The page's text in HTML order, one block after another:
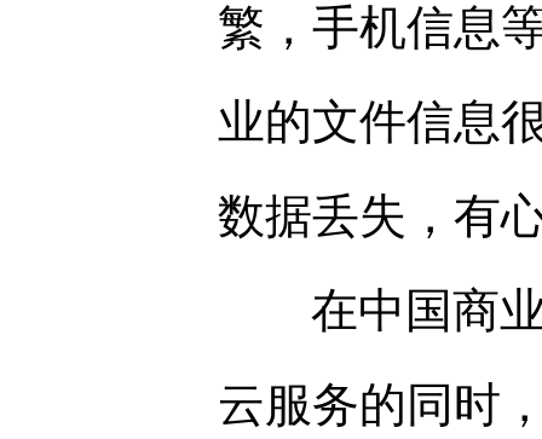
繁，手机信息
业的文件信息
数据丢失，有
在中国商业
云服务的同时